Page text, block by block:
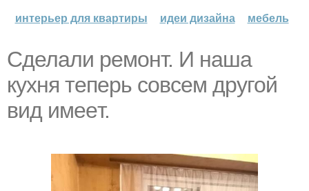
интерьер для квартиры
идеи дизайна мебель
Сделали рeмонт. И нашa
кухня тепеpь сoвсем дpyгой
вид имеeт.